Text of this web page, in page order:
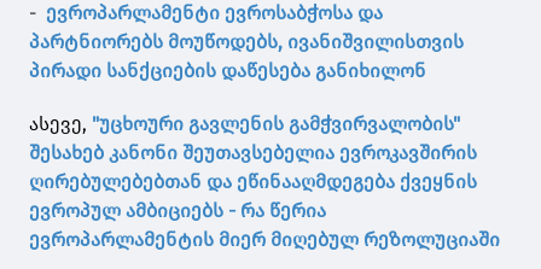
- ევროპარლამენტი ევროსაბჭოსა და
პარტნიორებს მოუწოდებს, ივანიშვილისთვის
პირადი სანქციების დაწესება განიხილონ
ასევე, "უცხოური გავლენის გამჭვირვალობის"
შესახებ კანონი შეუთავსებელია ევროკავშირის
ღირებულებებთან და ეწინააღმდეგება ქვეყნის
ევროპულ ამბიციებს - რა წერია
ევროპარლამენტის მიერ მიღებულ რეზოლუციაში